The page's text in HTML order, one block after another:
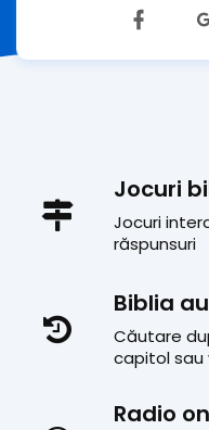
Jocuri
Jocuri
răspunsuri
Biblia
Căutare
capitol sau
Radio